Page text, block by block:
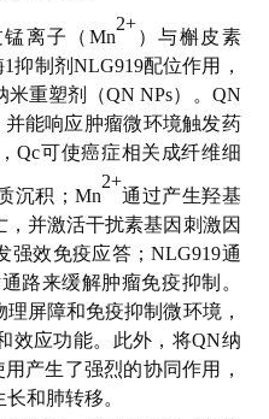
离子（Mn
2+
）与槲皮素
抑制剂NLG919配位作用，
重塑剂（QN NPs）。QN
能响应肿瘤微环境触发药
Qc可使癌症相关成纤维细
沉积；Mn
2+
通过产生羟基
并激活干扰素基因刺激因
强效免疫应答；NLG919通
路来缓解肿瘤免疫抑制。
屏障和免疫抑制微环境，
效应功能。此外，将QN纳
产生了强烈的协同作用，
和肺转移。